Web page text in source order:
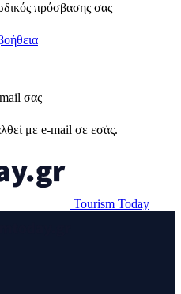
πρόσβασης σας
σας
με e-mail σε εσάς.
Tourism Today